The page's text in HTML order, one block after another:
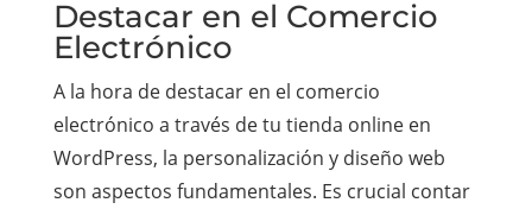
Destacar en el Comercio
Electrónico
A la hora de destacar en el comercio
electrónico a través de tu tienda online en
WordPress, la personalización y diseño web
son aspectos fundamentales. Es crucial contar